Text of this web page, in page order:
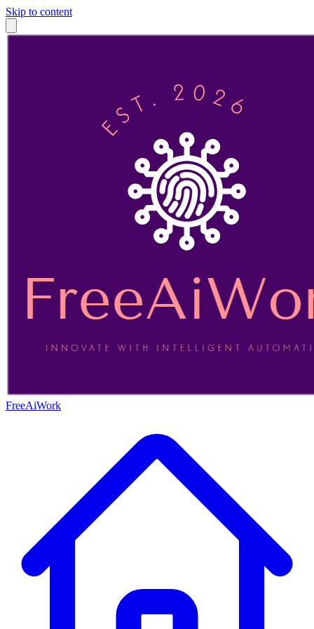
Skip to content
FreeAiWork